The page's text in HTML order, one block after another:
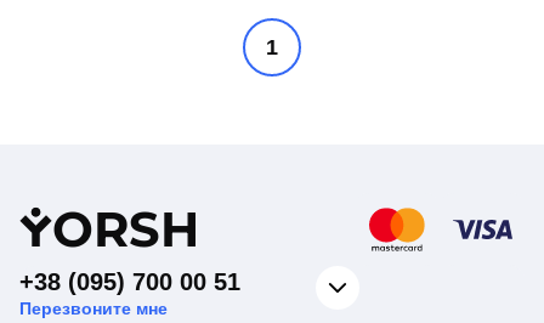
KOER
Аксессуары для
1
YORSH
+38 (095) 700 00 51
Перезвоните мне